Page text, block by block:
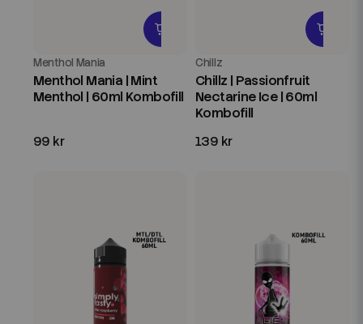
Menthol Mania
Menthol Mania | Mint
Menthol | 60ml Kombofill
99 kr
Chillz
Chillz | Passionfruit
Nectarine Ice | 60ml
Kombofill
139 kr